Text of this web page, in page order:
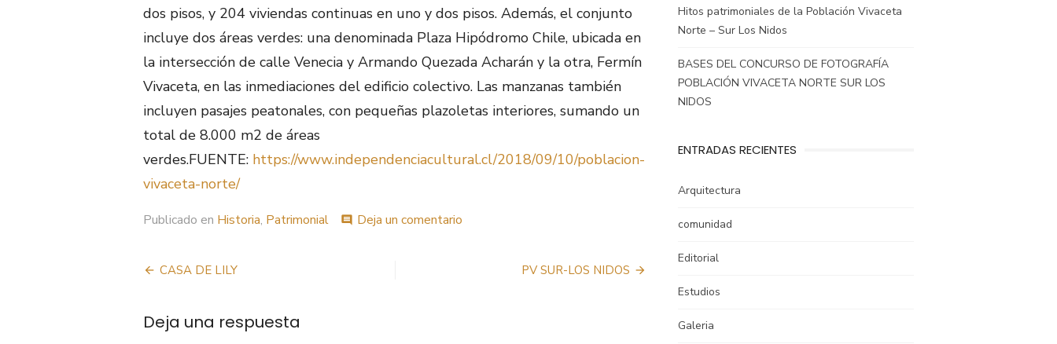
dos pisos, y 204 viviendas continuas en uno y dos pisos. Además, el conjunto
incluye dos áreas verdes: una denominada Plaza Hipódromo Chile, ubicada en
la intersección de calle Venecia y Armando Quezada Acharán y la otra, Fermín
Vivaceta, en las inmediaciones del edificio colectivo. Las manzanas también
incluyen pasajes peatonales, con pequeñas plazoletas interiores, sumando un
total de 8.000 m2 de áreas
verdes.FUENTE: https://www.independenciacultural.cl/2018/09/10/poblacion-
vivaceta-norte/
Publicado en Historia, Patrimonial comment Deja un comentario
Navegación
entradas
CASA DE LILY PV SUR-LOS NIDOS
Deja una respuesta
Hitos patrimoniales de la Población Vivaceta
Norte – Sur Los Nidos
BASES DEL CONCURSO DE FOTOGRAFÍA
POBLACIÓN VIVACETA NORTE SUR LOS
NIDOS
ENTRADAS RECIENTES
Arquitectura
comunidad
Editorial
Estudios
Galeria